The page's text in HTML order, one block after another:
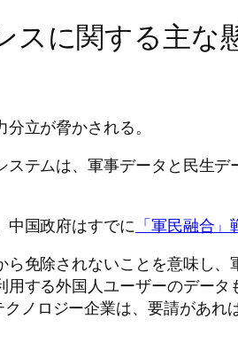
スに関する主な
立が脅かされる。
テムは、軍事データと民生
中国政府はすでに 「軍民融合」
免除されないことを意味し
する外国人ユーザーのデー
ノロジー企業は、要請があ